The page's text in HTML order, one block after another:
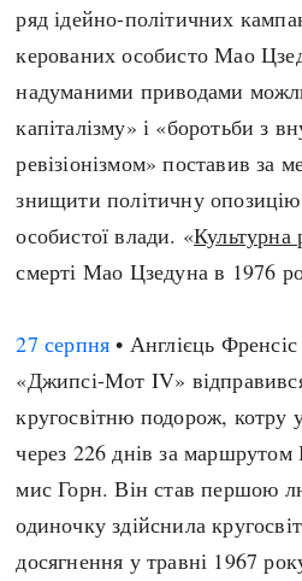
ряд ідейно-політичних
керованих особисто Мао
надуманими приводами
капіталізму» і «боротьби з
ревізіонізмом» поставив за
знищити політичну
особистої влади. «Культурна
смерті Мао Цзедуна в 1976
27 серпня • Англієць
«Джипсі-Мот IV»
кругосвітню подорож, котру
через 226 днів за
мис Горн. Він став першою
одиночку здійснила
досягнення у травні 1967